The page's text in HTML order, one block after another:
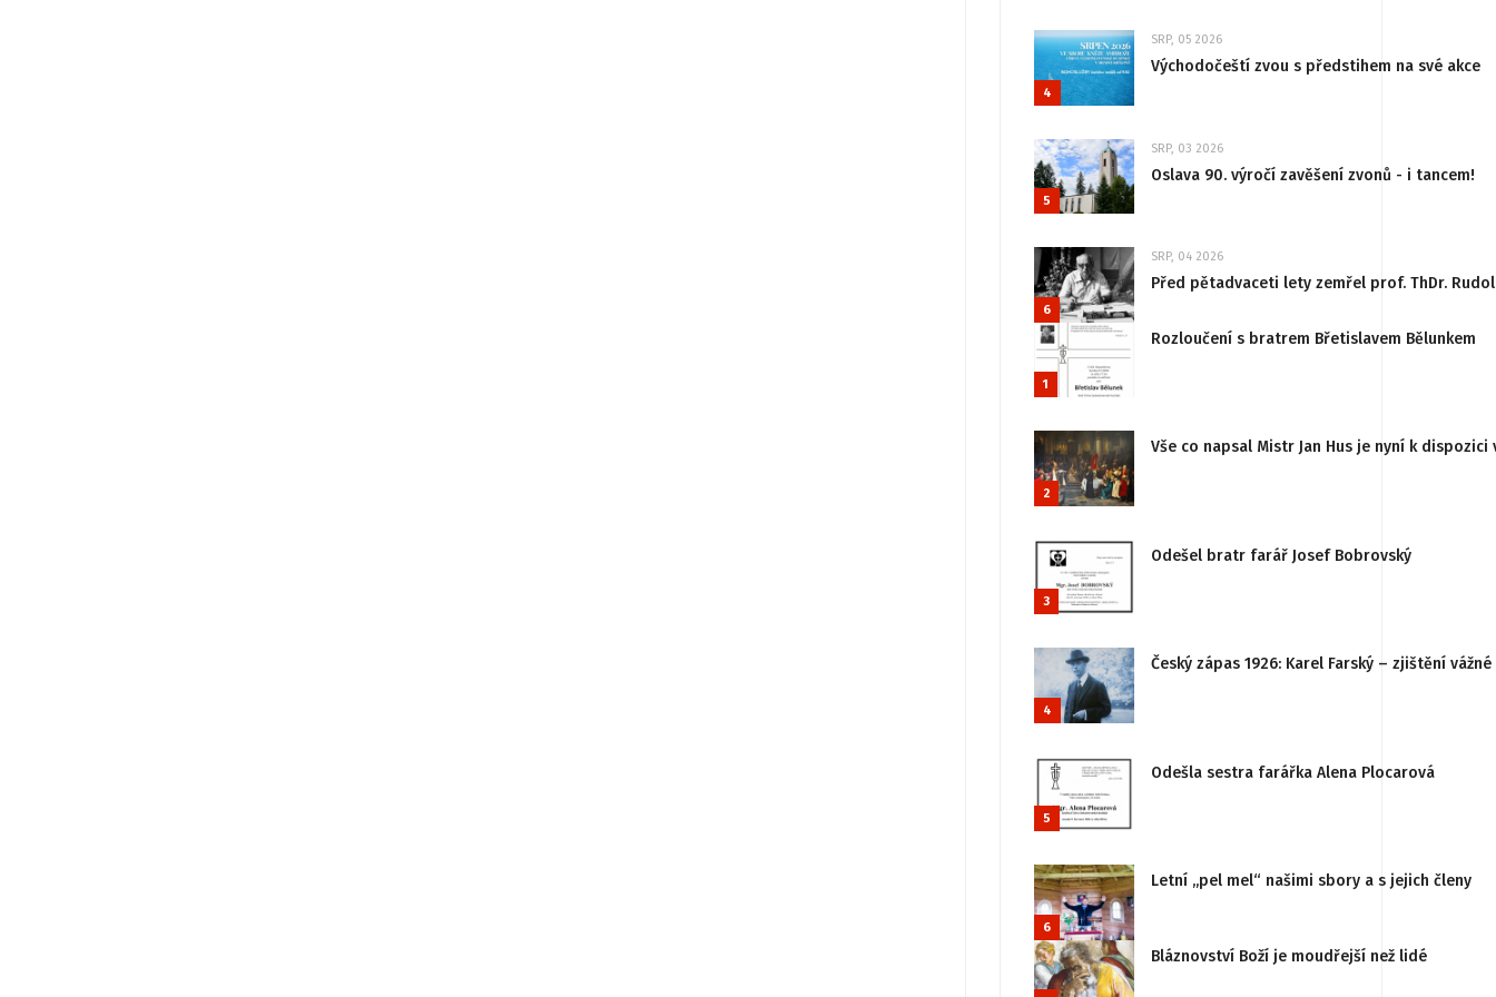
4
SRP, 05 2026
Východočeští zvou s předstihem na své akce
5
SRP, 03 2026
Oslava 90. výročí zavěšení zvonů - i tancem!
6
SRP, 04 2026
Před pětadvaceti lety zemřel prof. ThDr.
1
Rozloučení s bratrem Břetislavem Bělunkem
2
Vše co napsal Mistr Jan Hus je nyní k
3
Odešel bratr farář Josef Bobrovský
4
Český zápas 1926: Karel Farský – zjištění
5
Odešla sestra farářka Alena Plocarová
6
Letní „pel mel“ našimi sbory a s jejich členy
Bláznovství Boží je moudřejší než lidé